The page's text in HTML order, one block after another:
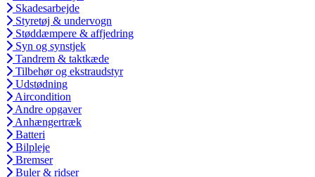
Skadesarbejde
Styretøj & undervogn
Støddæmpere & affjedring
Syn og synstjek
Tandrem & taktkæde
Tilbehør og ekstraudstyr
Udstødning
Aircondition
Andre opgaver
Anhængertræk
Batteri
Bilpleje
Bremser
Buler & ridser